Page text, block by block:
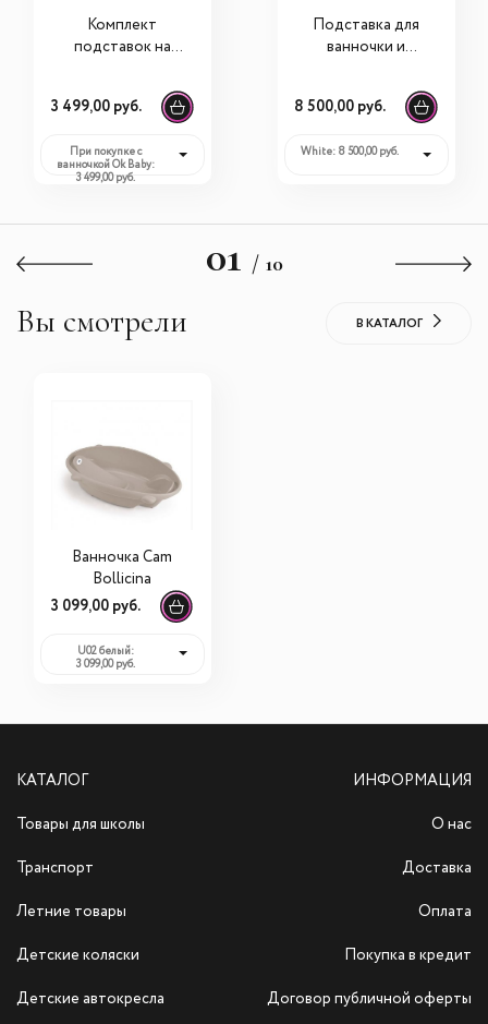
Комплект
подставок на
Evolution для
ванночки Onda
3 499,00 руб.
При покупке с
ванночкой Ok Baby:
3 499,00 руб.
Подставка для
ванночки и
столика Beaba
8 500,00 руб.
White: 8 500,00 руб.
01 / 10
Вы смотрели В КАТАЛОГ
Ванночка Cam
Bollicina
3 099,00 руб.
U02 белый:
3 099,00 руб.
КАТАЛОГ
Товары для школы
Транспорт
Летние товары
Детские коляски
Детские автокресла
ИНФОРМАЦИЯ
О нас
Доставка
Оплата
Покупка в кредит
Договор публичной оферты